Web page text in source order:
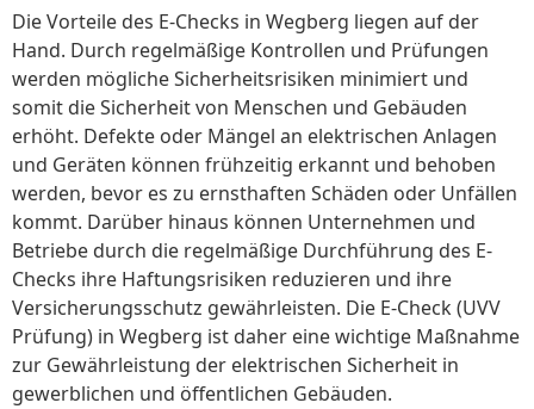
Die Vorteile des E-Checks in Wegberg liegen auf der
Hand. Durch regelmäßige Kontrollen und Prüfungen
werden mögliche Sicherheitsrisiken minimiert und
somit die Sicherheit von Menschen und Gebäuden
erhöht. Defekte oder Mängel an elektrischen Anlagen
und Geräten können frühzeitig erkannt und behoben
werden, bevor es zu ernsthaften Schäden oder Unfällen
kommt. Darüber hinaus können Unternehmen und
Betriebe durch die regelmäßige Durchführung des E-
Checks ihre Haftungsrisiken reduzieren und ihre
Versicherungsschutz gewährleisten. Die E-Check (UVV
Prüfung) in Wegberg ist daher eine wichtige Maßnahme
zur Gewährleistung der elektrischen Sicherheit in
gewerblichen und öffentlichen Gebäuden.